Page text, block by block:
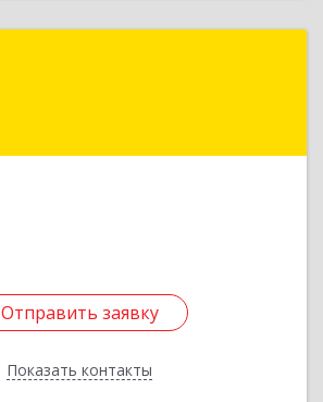
Отправить заявку
Показать контакты
Отправить заявку
Назад